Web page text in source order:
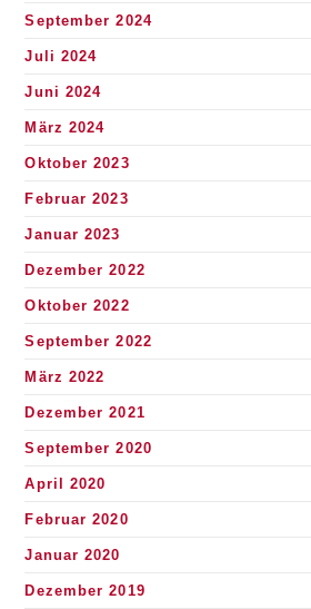
September 2024
Juli 2024
Juni 2024
März 2024
Oktober 2023
Februar 2023
Januar 2023
Dezember 2022
Oktober 2022
September 2022
März 2022
Dezember 2021
September 2020
April 2020
Februar 2020
Januar 2020
Dezember 2019